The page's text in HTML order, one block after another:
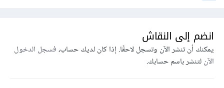
انضم إلى النقاش
يمكنك أن تنشر الآن وتسجل لاحقًا. إذا كان لديك حساب،فسجل الدخول
الآنلتنشر باسم حسابك.